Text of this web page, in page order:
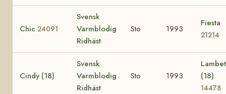
Chic 24091
Svensk
Varmblodig
Ridhäst
Sto 1993
Fiesta
21214
Cindy (18)
Svensk
Varmblodig
Ridhäst
Sto 1993
(18)
14478